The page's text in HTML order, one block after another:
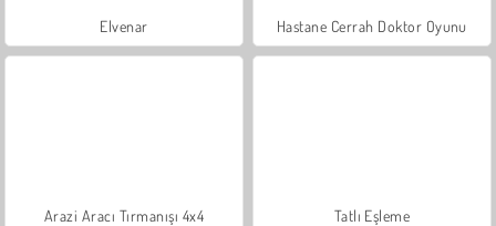
Elvenar Hastane Cerrah Doktor Oyunu
Arazi Aracı Tırmanışı 4x4 Tatlı Eşleme